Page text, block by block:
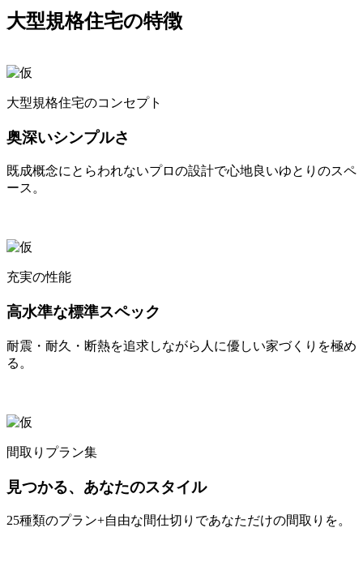
大型規格住宅の特徴
大型規格住宅のコンセプト
奥深いシンプルさ
既成概念にとらわれないプロの設計で心地良いゆとりのスペ
ース。
充実の性能
高水準な標準スペック
耐震・耐久・断熱を追求しながら人に優しい家づくりを極め
る。
間取りプラン集
見つかる、あなたのスタイル
25種類のプラン+自由な間仕切りであなただけの間取りを。